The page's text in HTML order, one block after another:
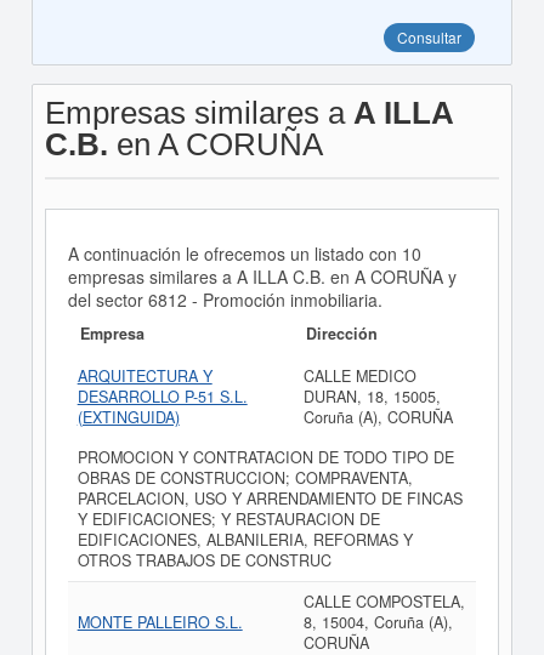
Consultar
Empresas similares a A ILLA
C.B. en A CORUÑA
A continuación le ofrecemos un listado con 10
empresas similares a A ILLA C.B. en A CORUÑA y
del sector 6812 - Promoción inmobiliaria.
Empresa
Dirección
ARQUITECTURA Y
DESARROLLO P-51 S.L.
(EXTINGUIDA)
CALLE MEDICO
DURAN, 18, 15005,
Coruña (A), CORUÑA
PROMOCION Y CONTRATACION DE TODO TIPO DE
OBRAS DE CONSTRUCCION; COMPRAVENTA,
PARCELACION, USO Y ARRENDAMIENTO DE FINCAS
Y EDIFICACIONES; Y RESTAURACION DE
EDIFICACIONES, ALBANILERIA, REFORMAS Y
OTROS TRABAJOS DE CONSTRUC
MONTE PALLEIRO S.L.
CALLE COMPOSTELA,
8, 15004, Coruña (A),
CORUÑA